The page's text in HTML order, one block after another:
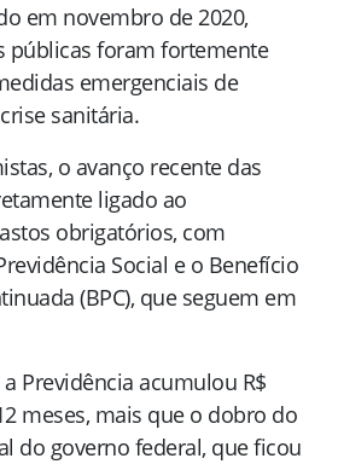
em novembro de 2020,
públicas foram fortemente
emergenciais de
sanitária.
o avanço recente das
ligado ao
obrigatórios, com
Social e o Benefício
(BPC), que seguem em
Previdência acumulou R$
meses, mais que o dobro do
do governo federal, que ficou